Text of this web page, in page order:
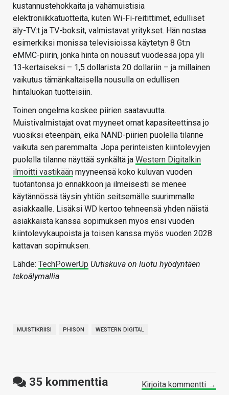
kustannustehokkaita ja vähämuistisia
elektroniikkatuotteita, kuten Wi-Fi-reitittimet, edulliset
äly-TV:t ja TV-boksit, valmistavat yritykset. Hän nostaa
esimerkiksi monissa televisioissa käytetyn 8 Gt:n
eMMC-piirin, jonka hinta on noussut vuodessa jopa yli
13-kertaiseksi – 1,5 dollarista 20 dollariin – ja millainen
vaikutus tämänkaltaisella nousulla on edullisen
hintaluokan tuotteisiin.
Toinen ongelma koskee piirien saatavuutta.
Muistivalmistajat ovat myyneet omat kapasiteettinsa jo
vuosiksi eteenpäin, eikä NAND-piirien puolella tilanne
vaikuta sen paremmalta. Jopa perinteisten kiintolevyjen
puolella tilanne näyttää synkältä ja Western Digitalkin
ilmoitti vastikään myyneensä koko kuluvan vuoden
tuotantonsa jo ennakkoon ja ilmeisesti se menee
käytännössä täysin yhtiön seitsemälle suurimmalle
asiakkaalle. Lisäksi WD kertoo tehneensä yhden näistä
asiakkaista kanssa sopimuksen myös ensi vuoden
kiintolevykaupoista ja toisen kanssa myös vuoden 2028
kattavan sopimuksen.
Lähde: TechPowerUp Uutiskuva on luotu hyödyntäen
tekoälymallia
MUISTIKRIISI PHISON WESTERN DIGITAL
35 kommenttia Kirjoita kommentti →